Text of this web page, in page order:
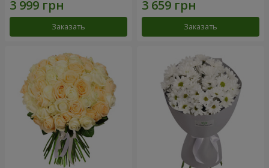
Заказать Заказать